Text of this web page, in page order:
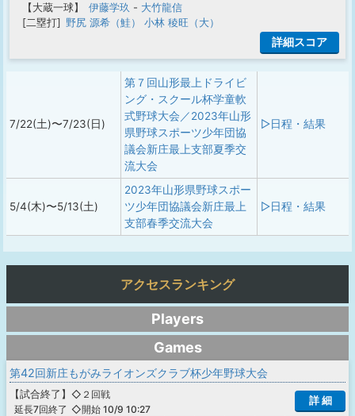
【大蔵一球】
伊藤学玖 - 大竹龍信
[二塁打] 野尻 源希（鮭） 小林 稜旺（大）
詳細スコア
7/22(土)〜7/23(日)
第７回山形最上ドライビ
ング・スクール杯学童軟
式野球大会／2023年山形
県野球スポーツ少年団協
議会新庄最上支部夏季交
流大会
▷日程・結果
5/4(木)〜5/13(土)
2023年山形県野球スポー
ツ少年団協議会新庄最上
支部春季交流大会
▷日程・結果
アクセスランキング
Players
Games
第42回新庄もがみライオンズクラブ杯少年野球大会
【試合終了 】
延長7回終了
◇２回戦
◇開始 10/9 10:27
詳 細